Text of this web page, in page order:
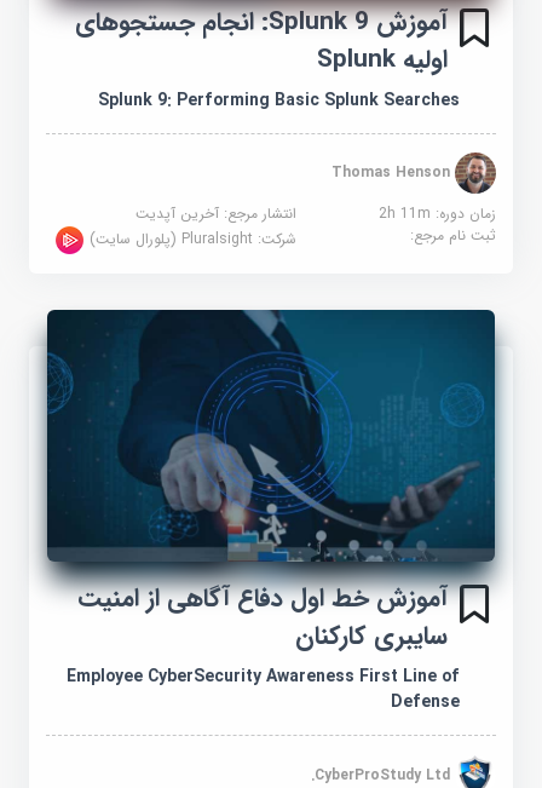
آموزش Splunk 9: انجام جستجوهای
اولیه Splunk
Splunk 9: Performing Basic Splunk Searches
Thomas Henson
زمان دوره: 2h 11m
انتشار مرجع:آخرین آپدیت
ثبت نام مرجع:
شرکت:Pluralsight (پلورال سایت)
آموزش خط اول دفاع آگاهی از امنیت
سایبری کارکنان
Employee CyberSecurity Awareness First Line of
Defense
CyberProStudy Ltd.